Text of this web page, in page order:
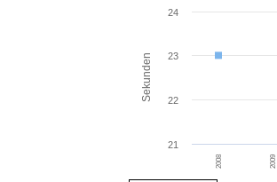
Sekunden
2008 2009
21
22
23
24